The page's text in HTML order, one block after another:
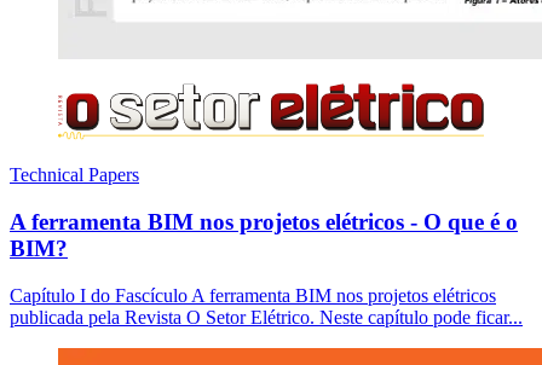
Technical Papers
A ferramenta BIM nos projetos elétricos - O que é o
BIM?
Capítulo I do Fascículo A ferramenta BIM nos projetos elétricos
publicada pela Revista O Setor Elétrico. Neste capítulo pode ficar...